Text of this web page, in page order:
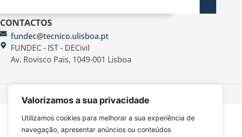
Valorizamos a sua privacidade
Utilizamos cookies para melhorar a sua experiência de
navegação, apresentar anúncios ou conteúdos
CONTACTOS
fundec@tecnico.ulisboa.pt
FUNDEC - IST - DECivil
Av. Rovisco Pais, 1049-001 Lisboa